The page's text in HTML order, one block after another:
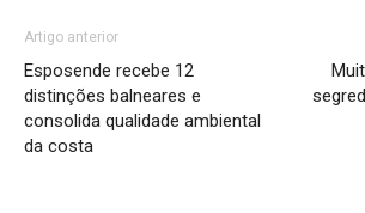
Artigo anterior
Esposende recebe 12
distinções balneares e
consolida qualidade ambiental
da costa